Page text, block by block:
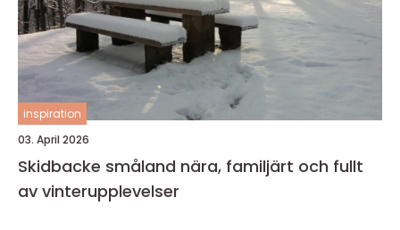
inspiration
03. April 2026
Skidbacke småland nära, familjärt och fullt
av vinterupplevelser